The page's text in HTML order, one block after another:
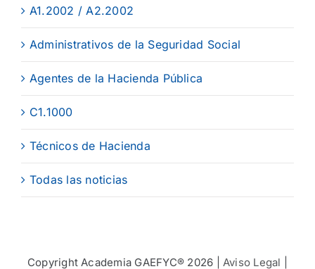
A1.2002 / A2.2002
Administrativos de la Seguridad Social
Agentes de la Hacienda Pública
C1.1000
Técnicos de Hacienda
Todas las noticias
Copyright Academia GAEFYC® 2026 |Aviso Legal